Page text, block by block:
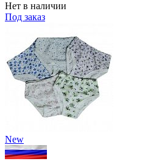
Нет в наличии
Под заказ
New